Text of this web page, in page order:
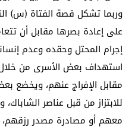
وربما تشكل قصة الفتاة (س)
على إعادة بصرها مقابل أن
إجرام المحتل وحقده وعدم
استهداف بعض الأسرى من خلال
مقابل الإفراج عنهم، ويخضع
للابتزاز من قبل عناصر
معهم أو مصادرة مصدر رزقهم،